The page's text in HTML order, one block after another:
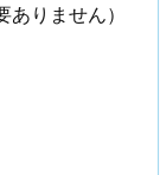
ありません）